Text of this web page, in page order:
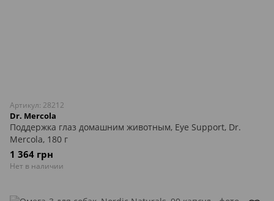
Артикул: 28212
Dr. Mercola
Поддержка глаз домашним животным, Eye Support, Dr.
Mercola, 180 г
1 364 грн
Нет в наличии